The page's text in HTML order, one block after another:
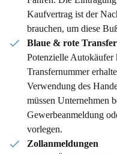
Kaufvertrag ist der
brauchen, um diese
Blaue & rote
Potenzielle Autokäufer
Transfernummer
Verwendung des
müssen Unternehmen
Gewerbeanmeldung
vorlegen.
Zollanmeldungen